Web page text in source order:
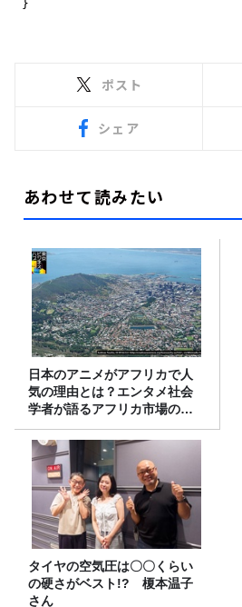
ポスト
シェア
あわせて読みたい
日本のアニメがアフリカで人
気の理由とは？エンタメ社会
学者が語るアフリカ市場のリ
アル
タイヤの空気圧は〇〇くらい
の硬さがベスト!? 榎本温子
さん